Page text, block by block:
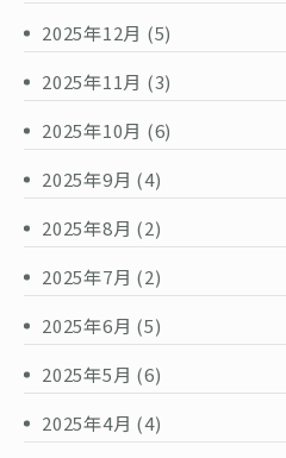
2025年12月 (5)
2025年11月 (3)
2025年10月 (6)
2025年9月 (4)
2025年8月 (2)
2025年7月 (2)
2025年6月 (5)
2025年5月 (6)
2025年4月 (4)